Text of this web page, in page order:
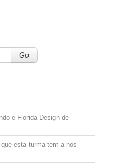
Go
e Florida Design de
esta turma tem a nos